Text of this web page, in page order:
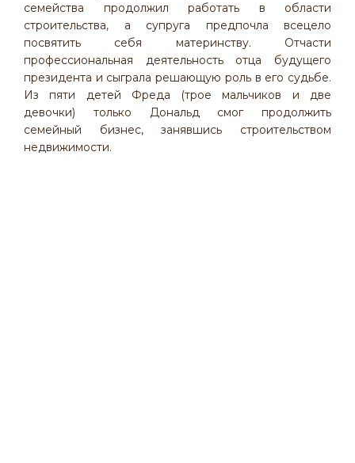
семейства продолжил работать в области
строительства, а супруга предпочла всецело
посвятить себя материнству. Отчасти
профессиональная деятельность отца будущего
президента и сыграла решающую роль в его судьбе.
Из пяти детей Фреда (трое мальчиков и две
девочки) только Дональд смог продолжить
семейный бизнес, занявшись строительством
недвижимости.